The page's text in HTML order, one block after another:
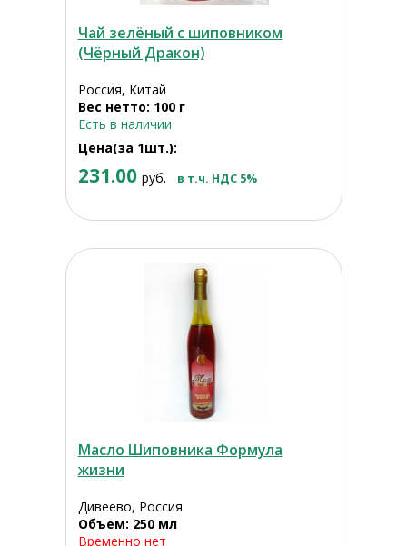
Чай зелёный с шиповником
(Чёрный Дракон)
Россия, Китай
Вес нетто: 100 г
Есть в наличии
Цена(за 1шт.):
231.00 руб. в т.ч. НДС 5%
Масло Шиповника Формула
жизни
Дивеево, Россия
Объем: 250 мл
Временно нет